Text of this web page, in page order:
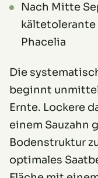
Nach Mitte
Phacelia
Die
beginnt
Ernte. Lockere
einem Sauzahn
Bodenstruktur
optimales